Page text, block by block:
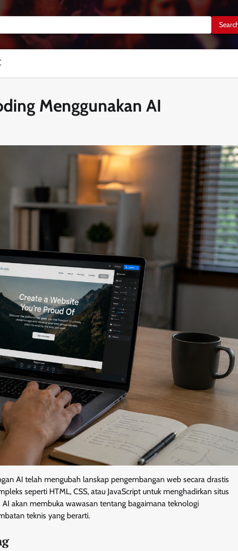
Menggunakan AI
AI telah mengubah lanskap pengembangan web secara drastis
seperti HTML, CSS, atau JavaScript untuk menghadirkan situs
akan membuka wawasan tentang bagaimana teknologi
teknis yang berarti.